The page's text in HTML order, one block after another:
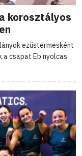
korosztályos
ezüstérmesként
csapat Eb nyolcas